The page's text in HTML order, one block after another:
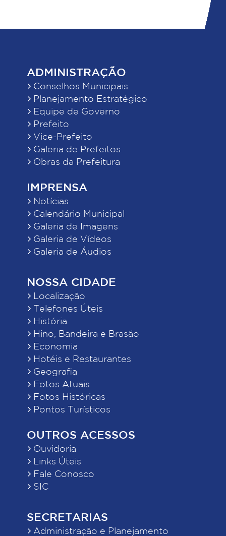
ADMINISTRAÇÃO
Conselhos Municipais
Planejamento Estratégico
Equipe de Governo
Prefeito
Vice-Prefeito
Galeria de Prefeitos
Obras da Prefeitura
IMPRENSA
Notícias
Calendário Municipal
Galeria de Imagens
Galeria de Vídeos
Galeria de Áudios
NOSSA CIDADE
Localização
Telefones Úteis
História
Hino, Bandeira e Brasão
Economia
Hotéis e Restaurantes
Geografia
Fotos Atuais
Fotos Históricas
Pontos Turísticos
OUTROS ACESSOS
Ouvidoria
Links Úteis
Fale Conosco
SIC
SECRETARIAS
Administração e Planejamento